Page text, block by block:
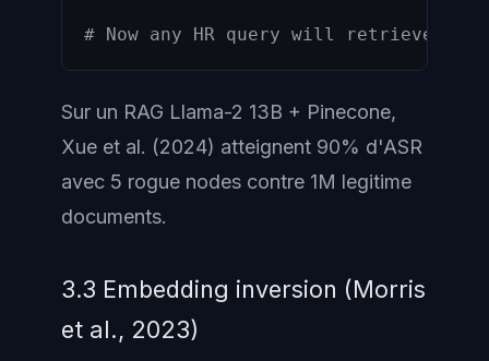
# Now any HR query will retrieve
Sur un RAG Llama-2 13B + Pinecone,
Xue et al. (2024) atteignent 90% d'ASR
avec 5 rogue nodes contre 1M legitime
documents.
3.3 Embedding inversion (Morris
et al., 2023)